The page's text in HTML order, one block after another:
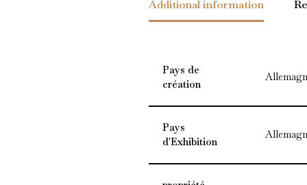
Additional information
Pays de
création
Pays
d'Exhibition